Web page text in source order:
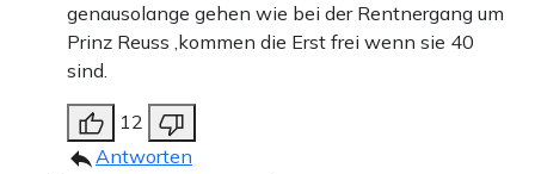
genausolange gehen wie bei der Rentnergang um
Prinz Reuss ,kommen die Erst frei wenn sie 40
sind.
12
Antworten